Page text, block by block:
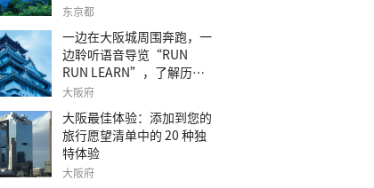
之旅。
东京都
一边在大阪城周围奔跑，一
边聆听语音导览“RUN
RUN LEARN”，了解历
史。
大阪府
大阪最佳体验：添加到您的
旅行愿望清单中的 20 种独
特体验
大阪府